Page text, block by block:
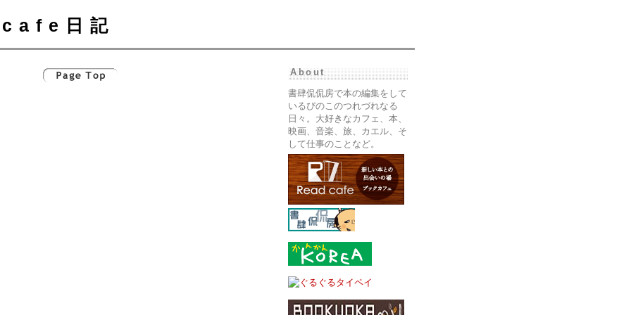
cafe日記
About
書肆侃侃房で本の編集をして
いるぴのこのつれづれなる
日々。大好きなカフェ、本、
映画、音楽、旅、カエル、そ
して仕事のことなど。